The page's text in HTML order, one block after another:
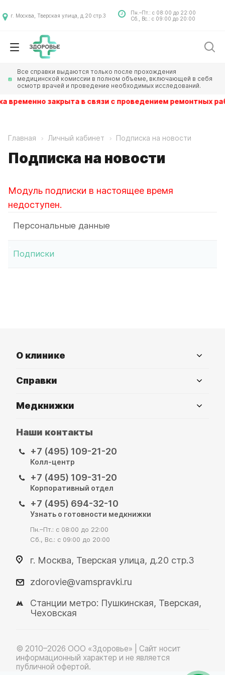
Все справки выдаются только после прохождения
медицинской комиссии в полном объеме, включающей в себя
осмотр врачей и проведение необходимых исследований.
временно закрыта в связи с проведением ремонтных
г. Москва, Тверская улица, д.20 стр.3
Пн.–Пт.: с 08:00 до 22:00
Сб., Вс.: с 09:00 до 20:00
Главная Личный кабинет Подписка на новости
Подписка на новости
Модуль подписки в настоящее время
недоступен.
Персональные данные
Подписки
О клинике
Справки
Медкнижки
Наши контакты
+7 (495) 109-21-20
Колл-центр
+7 (495) 109-31-20
Корпоративный отдел
+7 (495) 694-32-10
Узнать о готовности медкнижки
Пн.–Пт.: с 08:00 до 22:00
Сб., Вс.: с 09:00 до 20:00
г. Москва, Тверская улица, д.20 стр.3
zdorovie@vamspravki.ru
Станции метро: Пушкинская, Тверская,
Чеховская
© 2010–2026 OOO «Здоровье» | Сайт носит
информационный характер и не является
публичной офертой.